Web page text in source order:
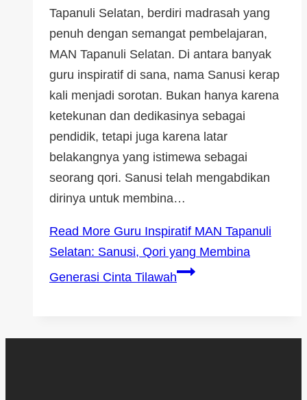
Tapanuli Selatan, berdiri madrasah yang
penuh dengan semangat pembelajaran,
MAN Tapanuli Selatan. Di antara banyak
guru inspiratif di sana, nama Sanusi kerap
kali menjadi sorotan. Bukan hanya karena
ketekunan dan dedikasinya sebagai
pendidik, tetapi juga karena latar
belakangnya yang istimewa sebagai
seorang qori. Sanusi telah mengabdikan
dirinya untuk membina…
Read More Guru Inspiratif MAN Tapanuli
Selatan: Sanusi, Qori yang Membina
Generasi Cinta Tilawah